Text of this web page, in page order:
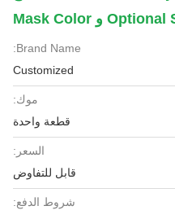
Brand Name:
Customized
موك:
قطعة واحدة
السعر:
قابل للتفاوض
شروط الدفع: